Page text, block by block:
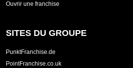
Ouvrir une franchise
SITES DU GROUPE
PunktFranchise.de
PointFranchise.co.uk